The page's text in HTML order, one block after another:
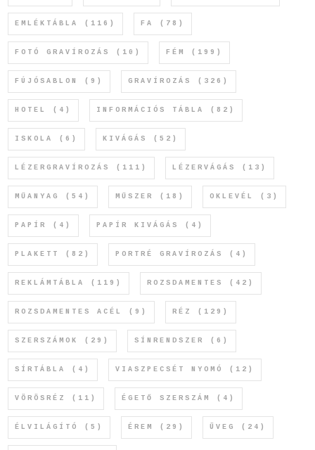
EMLÉKTÁBLA (116) FA (78)
FOTÓ GRAVÍROZÁS (10) FÉM (199)
FÚJÓSABLON (9) GRAVÍROZÁS (326)
HOTEL (4) INFORMÁCIÓS TÁBLA (82)
ISKOLA (6) KIVÁGÁS (52)
LÉZERGRAVÍROZÁS (111) LÉZERVÁGÁS (13)
MŰANYAG (54) MŰSZER (18) OKLEVÉL (3)
PAPÍR (4) PAPÍR KIVÁGÁS (4)
PLAKETT (82) PORTRÉ GRAVÍROZÁS (4)
REKLÁMTÁBLA (119) ROZSDAMENTES (42)
ROZSDAMENTES ACÉL (9) RÉZ (129)
SZERSZÁMOK (29) SÍNRENDSZER (6)
SÍRTÁBLA (4) VIASZPECSÉT NYOMÓ (12)
VÖRÖSRÉZ (11) ÉGETŐ SZERSZÁM (4)
ÉLVILÁGÍTÓ (5) ÉREM (29) ÜVEG (24)